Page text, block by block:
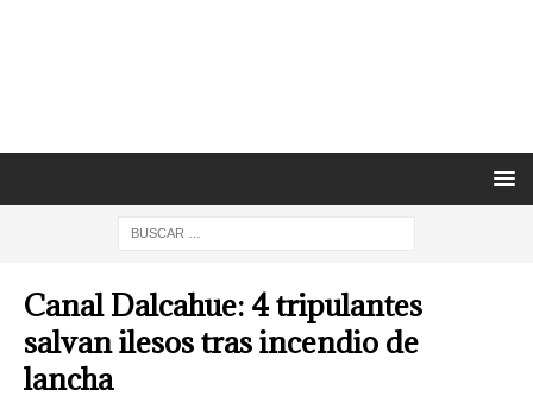
Canal Dalcahue: 4 tripulantes
salvan ilesos tras incendio de
lancha